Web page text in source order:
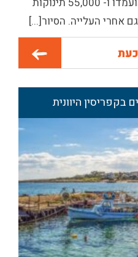
אחרי העלייה. הסיור[...]